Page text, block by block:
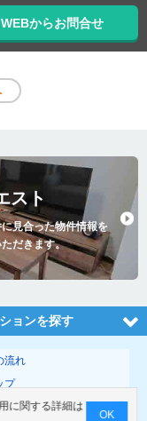
WEBからお問合せ
スト
見合った物件情報を
だきます。
ョンを探す
流れ
プ
に関する詳細は
OK